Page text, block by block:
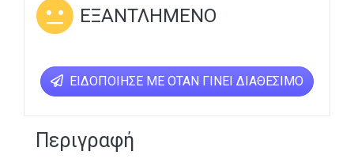
ΕΞΑΝΤΛΗΜΈΝΟ
ΕΙΔΟΠΟΊΗΣΕ ΜΕ ΌΤΑΝ ΓΊΝΕΙ ΔΙΑΘΈΣΙΜΟ
Περιγραφή